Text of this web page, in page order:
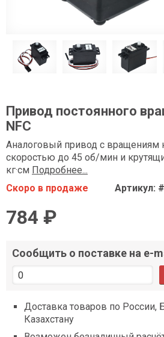
Привод постоянного
NFC
Аналоговый привод с вращениям
скоростью до 45 об/мин и
кг·см Подробнее...
Скоро в продаже
Артикул:
784 ₽
Сообщить о поставке на e-
Доставка товаров по России,
Казахстану